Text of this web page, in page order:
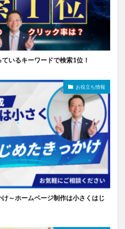
いるキーワードで検索1位！
お役立ち情報
～ホームページ制作は小さくはじ